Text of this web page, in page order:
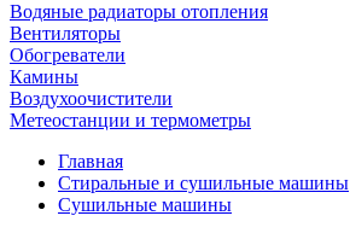
Водяные радиаторы отопления
Вентиляторы
Обогреватели
Камины
Воздухоочистители
Метеостанции и термометры
Главная
Стиральные и сушильные машины
Сушильные машины